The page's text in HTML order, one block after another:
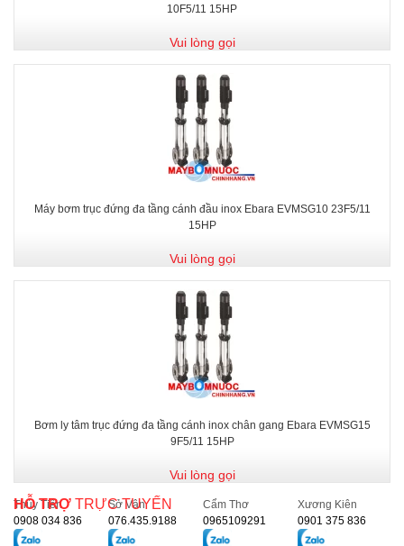
10F5/11 15HP
Vui lòng gọi
Máy bơm trục đứng đa tầng cánh đầu inox Ebara EVMSG10 23F5/11
15HP
Vui lòng gọi
Bơm ly tâm trục đứng đa tầng cánh inox chân gang Ebara EVMSG15
9F5/11 15HP
Vui lòng gọi
HỖ TRỢ TRỰC TUYẾN
Thủy Tiên
0908 034 836
Sở Vân
076.435.9188
Cẩm Thơ
0965109291
Xương Kiên
0901 375 836